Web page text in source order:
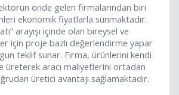
önde gelen firmalarından biri
ekonomik fiyatlarla sunmaktadır.
arayışı içinde olan bireysel ve
için proje bazlı değerlendirme yapar
teklif sunar. Firma, ürünlerini kendi
üreterek aracı maliyetlerini ortadan
üretici avantajı sağlamaktadır.